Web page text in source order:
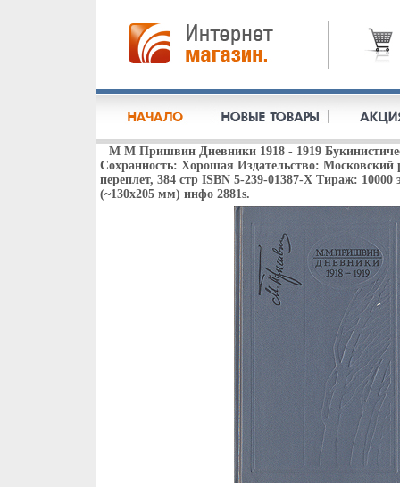
М М Пришвин Дневники 1918 - 1919
Сохранность: Хорошая Издательство: Московский
переплет, 384 стр ISBN 5-239-01387-Х Тираж: 10000
(~130х205 мм) инфо 2881s.